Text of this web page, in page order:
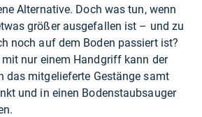
Alternative. Doch was tun, wenn
größer ausgefallen ist – und zu
noch auf dem Boden passiert ist?
mit nur einem Handgriff kann der
das mitgelieferte Gestänge samt
und in einen Bodenstaubsauger